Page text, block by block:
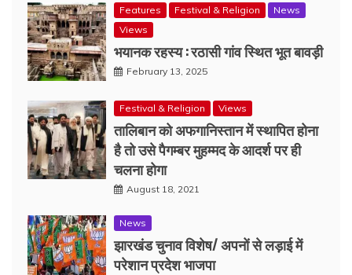
Features Festival & Religion
News
Views
भयानक रहस्य : रठासी गांव स्थित भूत बावड़ी
February 13, 2025
Festival & Religion Views
तालिबान को अफगानिस्तान में स्थापित होना
है तो उसे पैगम्बर मुहम्मद के आदर्श पर ही
चलना होगा
August 18, 2021
News
झारखंड चुनाव विशेष/ अपनों से लड़ाई में
परेशान प्रदेश भाजपा